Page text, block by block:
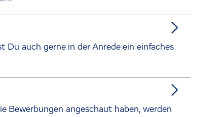
Du auch gerne in der Anrede ein einfaches
Bewerbungen angeschaut haben, werden